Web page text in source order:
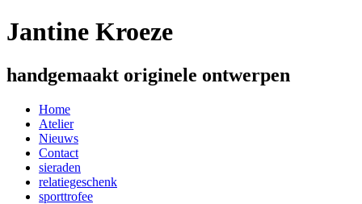
Jantine Kroeze
handgemaakt originele ontwerpen
Home
Atelier
Nieuws
Contact
sieraden
relatiegeschenk
sporttrofee